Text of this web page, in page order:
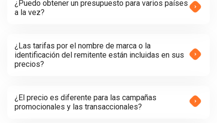
¿Puedo obtener un presupuesto para varios países
a la vez?
¿Las tarifas por el nombre de marca o la
identificación del remitente están incluidas en sus
precios?
¿El precio es diferente para las campañas
promocionales y las transaccionales?